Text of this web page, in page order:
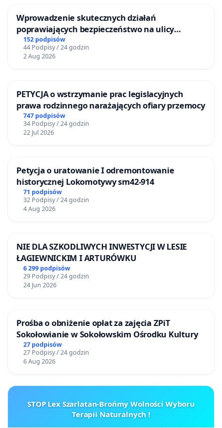
Wprowadzenie skutecznych działań
poprawiających bezpieczeństwo na ulicy
Żeromskiego w Otwocku
152 podpisów
44 Podpisy / 24 godzin
2 Aug 2026
PETYCJA o wstrzymanie prac legislacyjnych
prawa rodzinnego narażających ofiary przemocy
747 podpisów
34 Podpisy / 24 godzin
22 Jul 2026
Petycja o uratowanie I odremontowanie
historycznej Lokomotywy sm42-914
71 podpisów
32 Podpisy / 24 godzin
4 Aug 2026
NIE DLA SZKODLIWYCH INWESTYCJI W LESIE
ŁAGIEWNICKIM I ARTURÓWKU
6 299 podpisów
29 Podpisy / 24 godzin
24 Jun 2026
Prośba o obniżenie opłat za zajęcia ZPiT
Sokołowianie w Sokołowskim Ośrodku Kultury
27 podpisów
27 Podpisy / 24 godzin
6 Aug 2026
STOP Lex Szarlatan-Brońmy Wolności Wyboru
Terapii Naturalnych !